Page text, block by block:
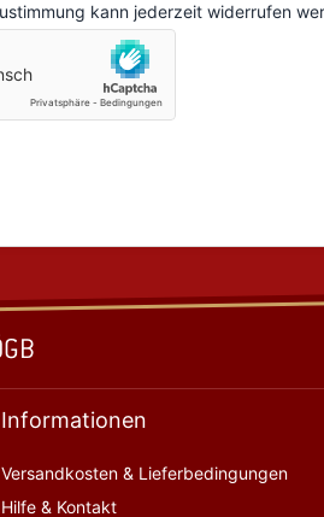
Informationen
Versandkosten & Lieferbedingungen
Hilfe & Kontakt